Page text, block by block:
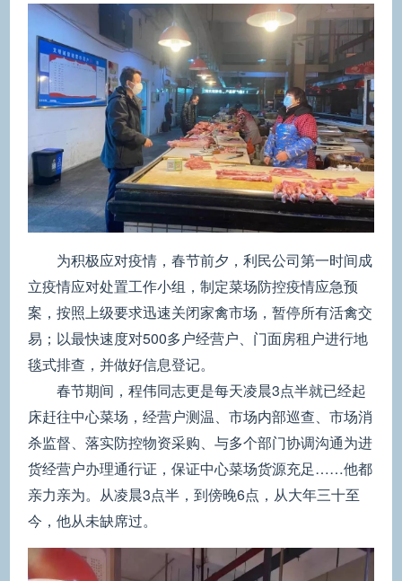
为积极应对疫情，春节前夕，利民公司第一时间成
立疫情应对处置工作小组，制定菜场防控疫情应急预
案，按照上级要求迅速关闭家禽市场，暂停所有活禽交
易；以最快速度对500多户经营户、门面房租户进行地
毯式排查，并做好信息登记。
春节期间，程伟同志更是每天凌晨3点半就已经起
床赶往中心菜场，经营户测温、市场内部巡查、市场消
杀监督、落实防控物资采购、与多个部门协调沟通为进
货经营户办理通行证，保证中心菜场货源充足……他都
亲力亲为。从凌晨3点半，到傍晚6点，从大年三十至
今，他从未缺席过。